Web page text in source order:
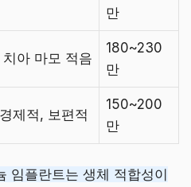
만
아 마모 적음
180~230
만
제적, 보편적
150~200
만
임플란트는 생체 적합성이